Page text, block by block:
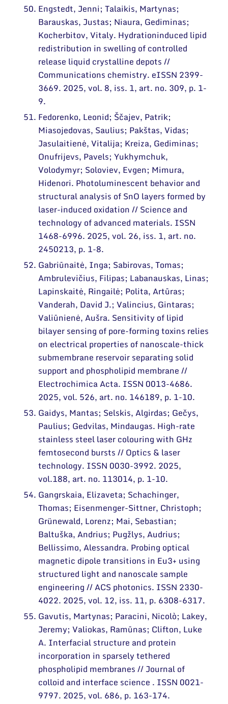
Engstedt, Jenni; Talaikis, Martynas;
Barauskas, Justas; Niaura, Gediminas;
Kocherbitov, Vitaly. Hydrationinduced lipid
redistribution in swelling of controlled
release liquid crystalline depots //
Communications chemistry. eISSN 2399-
3669. 2025, vol. 8, iss. 1, art. no. 309, p. 1-
9.
Fedorenko, Leonid; Ščajev, Patrik;
Miasojedovas, Saulius; Pakštas, Vidas;
Jasulaitienė, Vitalija; Kreiza, Gediminas;
Onufrijevs, Pavels; Yukhymchuk,
Volodymyr; Soloviev, Evgen; Mimura,
Hidenori. Photoluminescent behavior and
structural analysis of SnO layers formed by
laser-induced oxidation // Science and
technology of advanced materials. ISSN
1468-6996. 2025, vol. 26, iss. 1, art. no.
2450213, p. 1-8.
Gabriūnaitė, Inga; Sabirovas, Tomas;
Ambrulevičius, Filipas; Labanauskas, Linas;
Lapinskaitė, Ringailė; Polita, Artūras;
Vanderah, David J.; Valincius, Gintaras;
Valiūnienė, Aušra. Sensitivity of lipid
bilayer sensing of pore-forming toxins relies
on electrical properties of nanoscale-thick
submembrane reservoir separating solid
support and phospholipid membrane //
Electrochimica Acta. ISSN 0013-4686.
2025, vol. 526, art. no. 146189, p. 1-10.
Gaidys, Mantas; Selskis, Algirdas; Gečys,
Paulius; Gedvilas, Mindaugas. High-rate
stainless steel laser colouring with GHz
femtosecond bursts // Optics & laser
technology. ISSN 0030-3992. 2025,
vol.188, art. no. 113014, p. 1-10.
Gangrskaia, Elizaveta; Schachinger,
Thomas; Eisenmenger-Sittner, Christoph;
Grünewald, Lorenz; Mai, Sebastian;
Baltuška, Andrius; Pugžlys, Audrius;
Bellissimo, Alessandra. Probing optical
magnetic dipole transitions in Eu3+ using
structured light and nanoscale sample
engineering // ACS photonics. ISSN 2330-
4022. 2025, vol. 12, iss. 11, p. 6308-6317.
Gavutis, Martynas; Paracini, Nicolò; Lakey,
Jeremy; Valiokas, Ramūnas; Clifton, Luke
A. Interfacial structure and protein
incorporation in sparsely tethered
phospholipid membranes // Journal of
colloid and interface science . ISSN 0021-
9797. 2025, vol. 686, p. 163-174.